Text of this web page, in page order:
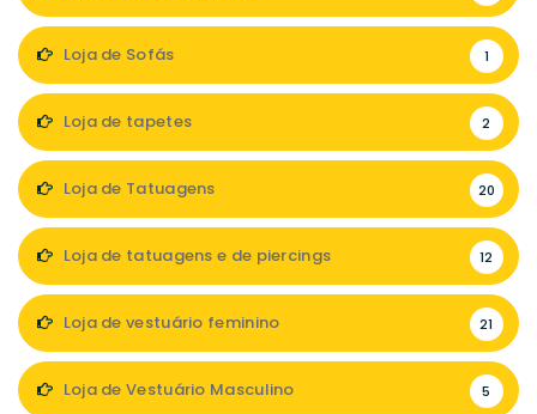
Loja de Sofás 1
Loja de tapetes 2
Loja de Tatuagens 20
Loja de tatuagens e de piercings 12
Loja de vestuário feminino 21
Loja de Vestuário Masculino 5